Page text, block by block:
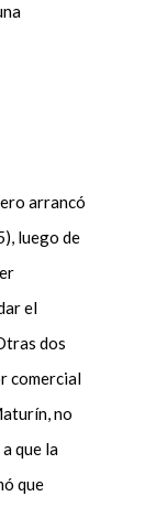
arrancó
luego de
el
dos
comercial
no
que la
que